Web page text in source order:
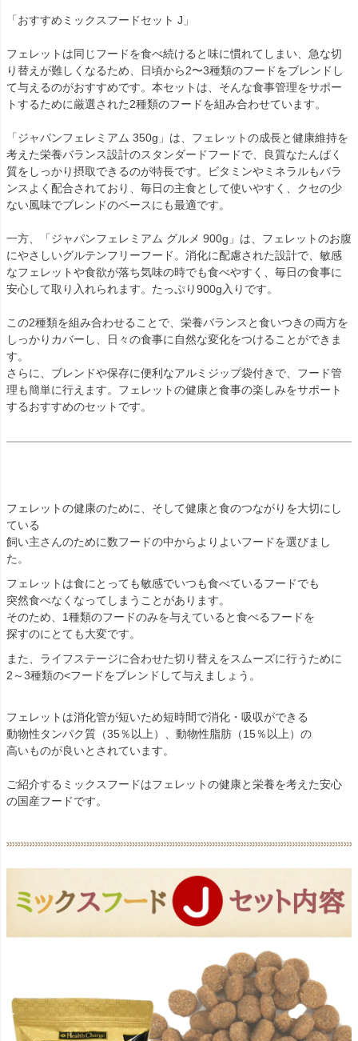
「おすすめミックスフードセット J」
フェレットは同じフードを食べ続けると味に慣れてしまい、急な切
り替えが難しくなるため、日頃から2〜3種類のフードをブレンドし
て与えるのがおすすめです。本セットは、そんな食事管理をサポー
トするために厳選された2種類のフードを組み合わせています。
「ジャパンフェレミアム 350g」は、フェレットの成長と健康維持を
考えた栄養バランス設計のスタンダードフードで、良質なたんぱく
質をしっかり摂取できるのが特長です。ビタミンやミネラルもバラ
ンスよく配合されており、毎日の主食として使いやすく、クセの少
ない風味でブレンドのベースにも最適です。
一方、「ジャパンフェレミアム グルメ 900g」は、フェレットのお腹
にやさしいグルテンフリーフード。消化に配慮された設計で、敏感
なフェレットや食欲が落ち気味の時でも食べやすく、毎日の食事に
安心して取り入れられます。たっぷり900g入りです。
この2種類を組み合わせることで、栄養バランスと食いつきの両方を
しっかりカバーし、日々の食事に自然な変化をつけることができま
す。
さらに、ブレンドや保存に便利なアルミジップ袋付きで、フード管
理も簡単に行えます。フェレットの健康と食事の楽しみをサポート
するおすすめのセットです。
フェレットの健康のために、そして健康と食のつながりを大切にし
ている
飼い主さんのために数フードの中からよりよいフードを選びまし
た。
フェレットは食にとっても敏感でいつも食べているフードでも
突然食べなくなってしまうことがあります。
そのため、1種類のフードのみを与えていると食べるフードを
探すのにとても大変です。
また、ライフステージに合わせた切り替えをスムーズに行うために
2～3種類の<フードをブレンドして与えましょう。
フェレットは消化管が短いため短時間で消化・吸収ができる
動物性タンパク質（35％以上）、動物性脂肪（15％以上）の
高いものが良いとされています。
ご紹介するミックスフードはフェレットの健康と栄養を考えた安心
の国産フードです。